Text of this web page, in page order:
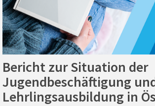
Bericht zur Situation der
Jugendbeschäftigung
Lehrlingsausbildung in